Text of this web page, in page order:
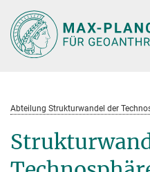
Hauptinhalt
Abteilung Strukturwandel der